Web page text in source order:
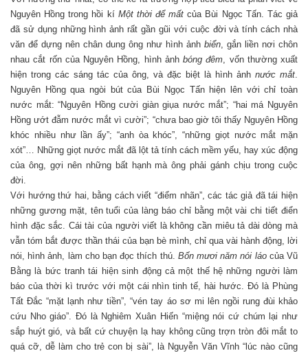
Nguyên Hồng trong hồi kíMột thời để mất của Bùi Ngọc Tấn. Tác giả
đã sử dụng những hình ảnh rất gần gũi với cuộc đời và tính cách nhà
văn để dựng nên chân dung ông như hình ảnh biển, gắn liền nơi chôn
nhau cắt rốn của Nguyên Hồng, hình ảnh bóng đêm, vốn thường xuất
hiện trong các sáng tác của ông, và đặc biệt là hình ảnh nước mắt.
Nguyên Hồng qua ngòi bút của Bùi Ngọc Tấn hiện lên với chỉ toàn
nước mắt: “Nguyên Hồng cười giàn giụa nước mắt”; “hai má Nguyên
Hồng ướt đẫm nước mắt vì cười”; “chưa bao giờ tôi thấy Nguyên Hồng
khóc nhiều như lần ấy”; “anh òa khóc”, “những giọt nước mắt mặn
xót”… Những giọt nước mắt đã lột tả tính cách mềm yếu, hay xúc động
của ông, gợi nên những bất hạnh mà ông phải gánh chịu trong cuộc
đời.
Với hướng thứ hai, bằng cách viết “điểm nhãn”, các tác giả đã tái hiện
những gương mặt, tên tuổi của làng báo chỉ bằng một vài chi tiết điển
hình đặc sắc. Cái tài của người viết là không cần miêu tả dài dòng mà
vẫn tóm bắt được thần thái của bạn bè mình, chỉ qua vài hành động, lời
nói, hình ảnh, làm cho bạn đọc thích thú. Bốn mươi năm nói láo của Vũ
Bằng là bức tranh tái hiện sinh động cả một thế hệ những người làm
báo của thời kì trước với một cái nhìn tinh tế, hài hước. Đó là Phùng
Tất Đắc “mặt lạnh như tiền”, “vén tay áo sơ mi lên ngồi rung đùi khảo
cứu Nho giáo”. Đó là Nghiêm Xuân Hiến “miệng nói cứ chúm lại như
sắp huýt gió, và bất cứ chuyện lạ hay không cũng trợn tròn đôi mắt to
quá cỡ, dễ làm cho trẻ con bị sài”, là Nguyễn Văn Vĩnh “lúc nào cũng